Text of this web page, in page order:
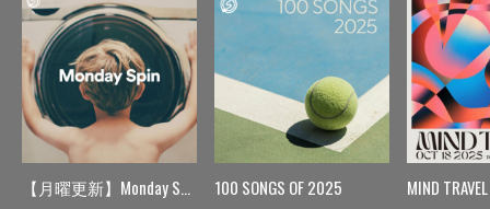
【月曜更新】Monday Spin 100 SONGS OF 2025 MIND TRAVEL